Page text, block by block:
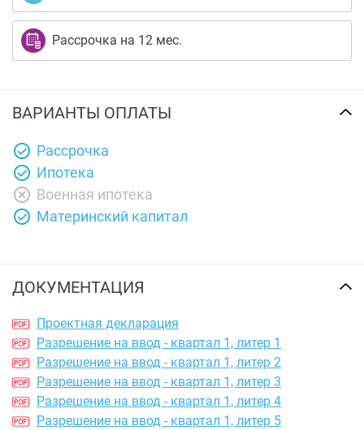
Рассрочка на 12 мес.
ВАРИАНТЫ ОПЛАТЫ
Рассрочка
Ипотека
Военная ипотека
Материнский капитал
ДОКУМЕНТАЦИЯ
Проектная декларация
Разрешение на ввод - квартал 1, литер 1
Разрешение на ввод - квартал 1, литер 2
Разрешение на ввод - квартал 1, литер 3
Разрешение на ввод - квартал 1, литер 4
Разрешение на ввод - квартал 1, литер 5